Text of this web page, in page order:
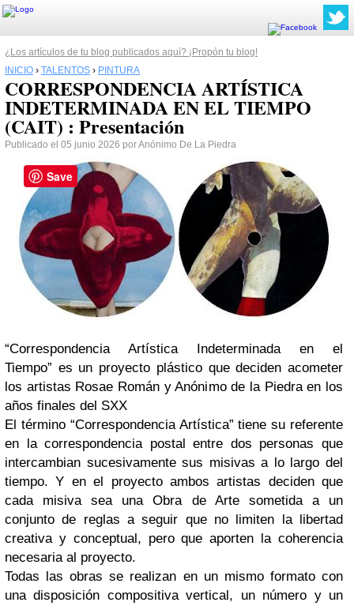
¿Los artículos de tu blog publicados aquí? ¡Propón tu blog!
INICIO › TALENTOS › PINTURA
CORRESPONDENCIA ARTÍSTICA
INDETERMINADA EN EL TIEMPO
(CAIT) : Presentación
Publicado el 05 junio 2026 por Anónimo De La Piedra
“Correspondencia Artística Indeterminada en el
Tiempo” es un proyecto plástico que deciden acometer
los artistas Rosae Román y Anónimo de la Piedra en los
años finales del SXX
El término “Correspondencia Artística” tiene su referente
en la correspondencia postal entre dos personas que
intercambian sucesivamente sus misivas a lo largo del
tiempo. Y en el proyecto ambos artistas deciden que
cada misiva sea una Obra de Arte sometida a un
conjunto de reglas a seguir que no limiten la libertad
creativa y conceptual, pero que aporten la coherencia
necesaria al proyecto.
Todas las obras se realizan en un mismo formato con
una disposición compositiva vertical, un número y un
Save